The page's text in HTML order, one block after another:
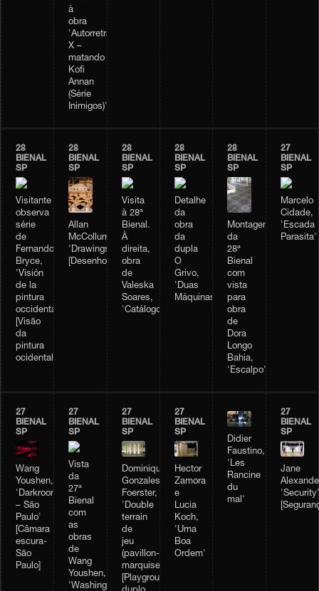
à
obra
'Autorretrato
X –
matando
Kofi
Annan
(Série
Inimigos)'
28
BIENAL
SP
Visitante
observa
série
de
Fernando
Bryce,
'Visión
de la
pintura
occidental'
[Visão
da
pintura
ocidental]
28
BIENAL
SP
Allan
McCollum,
'Drawings'
[Desenhos]
28
BIENAL
SP
Visita
à 28ª
Bienal.
À
direita,
obra
de
Valeska
Soares,
'Catálogo'
28
BIENAL
SP
Detalhe
da
obra
da
dupla
O
Grivo,
'Duas
Máquinas'
28
BIENAL
SP
Montagem
da
28ª
Bienal
com
vista
para
obra
de
Dora
Longo
Bahia,
'Escalpo'
27
BIENAL
SP
Marcelo
Cidade,
'Escada
Parasita'
27
BIENAL
SP
Wang
Youshen,
'Darkroom
– São
Paulo'
[Câmara
escura-
São
Paulo]
27
BIENAL
SP
Vista
da
27ª
Bienal
com
as
obras
de
Wang
Youshen,
'Washing
27
BIENAL
SP
Dominique
Gonzales-
Foerster,
'Double
terrain
de
jeu
(pavillon-
marquise)'
[Playground
27
BIENAL
SP
Hector
Zamora
e
Lucia
Koch,
'Uma
Boa
Ordem'
Didier
Faustino,
'Les
Rancine
du
mal'
27
BIENAL
SP
Jane
'Security'